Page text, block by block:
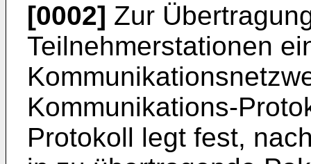
[0002] Zur
Teilnehmerstationen
Kommunikations-
Protokoll legt fest,